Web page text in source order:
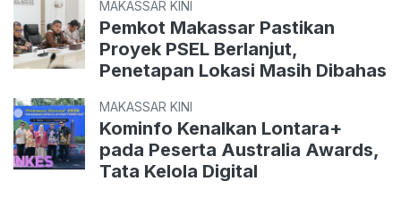
MAKASSAR KINI
Pemkot Makassar Pastikan
Proyek PSEL Berlanjut,
Penetapan Lokasi Masih Dibahas
MAKASSAR KINI
Kominfo Kenalkan Lontara+
pada Peserta Australia Awards,
Tata Kelola Digital